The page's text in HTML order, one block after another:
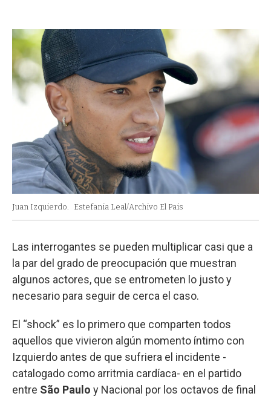
Juan Izquierdo. Estefania Leal/Archivo El Pais
Las interrogantes se pueden multiplicar casi que a
la par del grado de preocupación que muestran
algunos actores, que se entrometen lo justo y
necesario para seguir de cerca el caso.
El “shock” es lo primero que comparten todos
aquellos que vivieron algún momento íntimo con
Izquierdo antes de que sufriera el incidente -
catalogado como arritmia cardíaca- en el partido
entre São Paulo y Nacional por los octavos de final